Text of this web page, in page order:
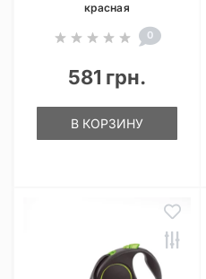
красная
0
581 грн.
В КОРЗИНУ